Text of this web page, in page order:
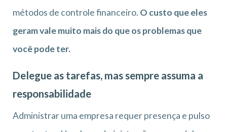
métodos de controle financeiro. O custo que eles
geram vale muito mais do que os problemas que
você pode ter.
Delegue as tarefas, mas sempre assuma a
responsabilidade
Administrar uma empresa requer presença e pulso